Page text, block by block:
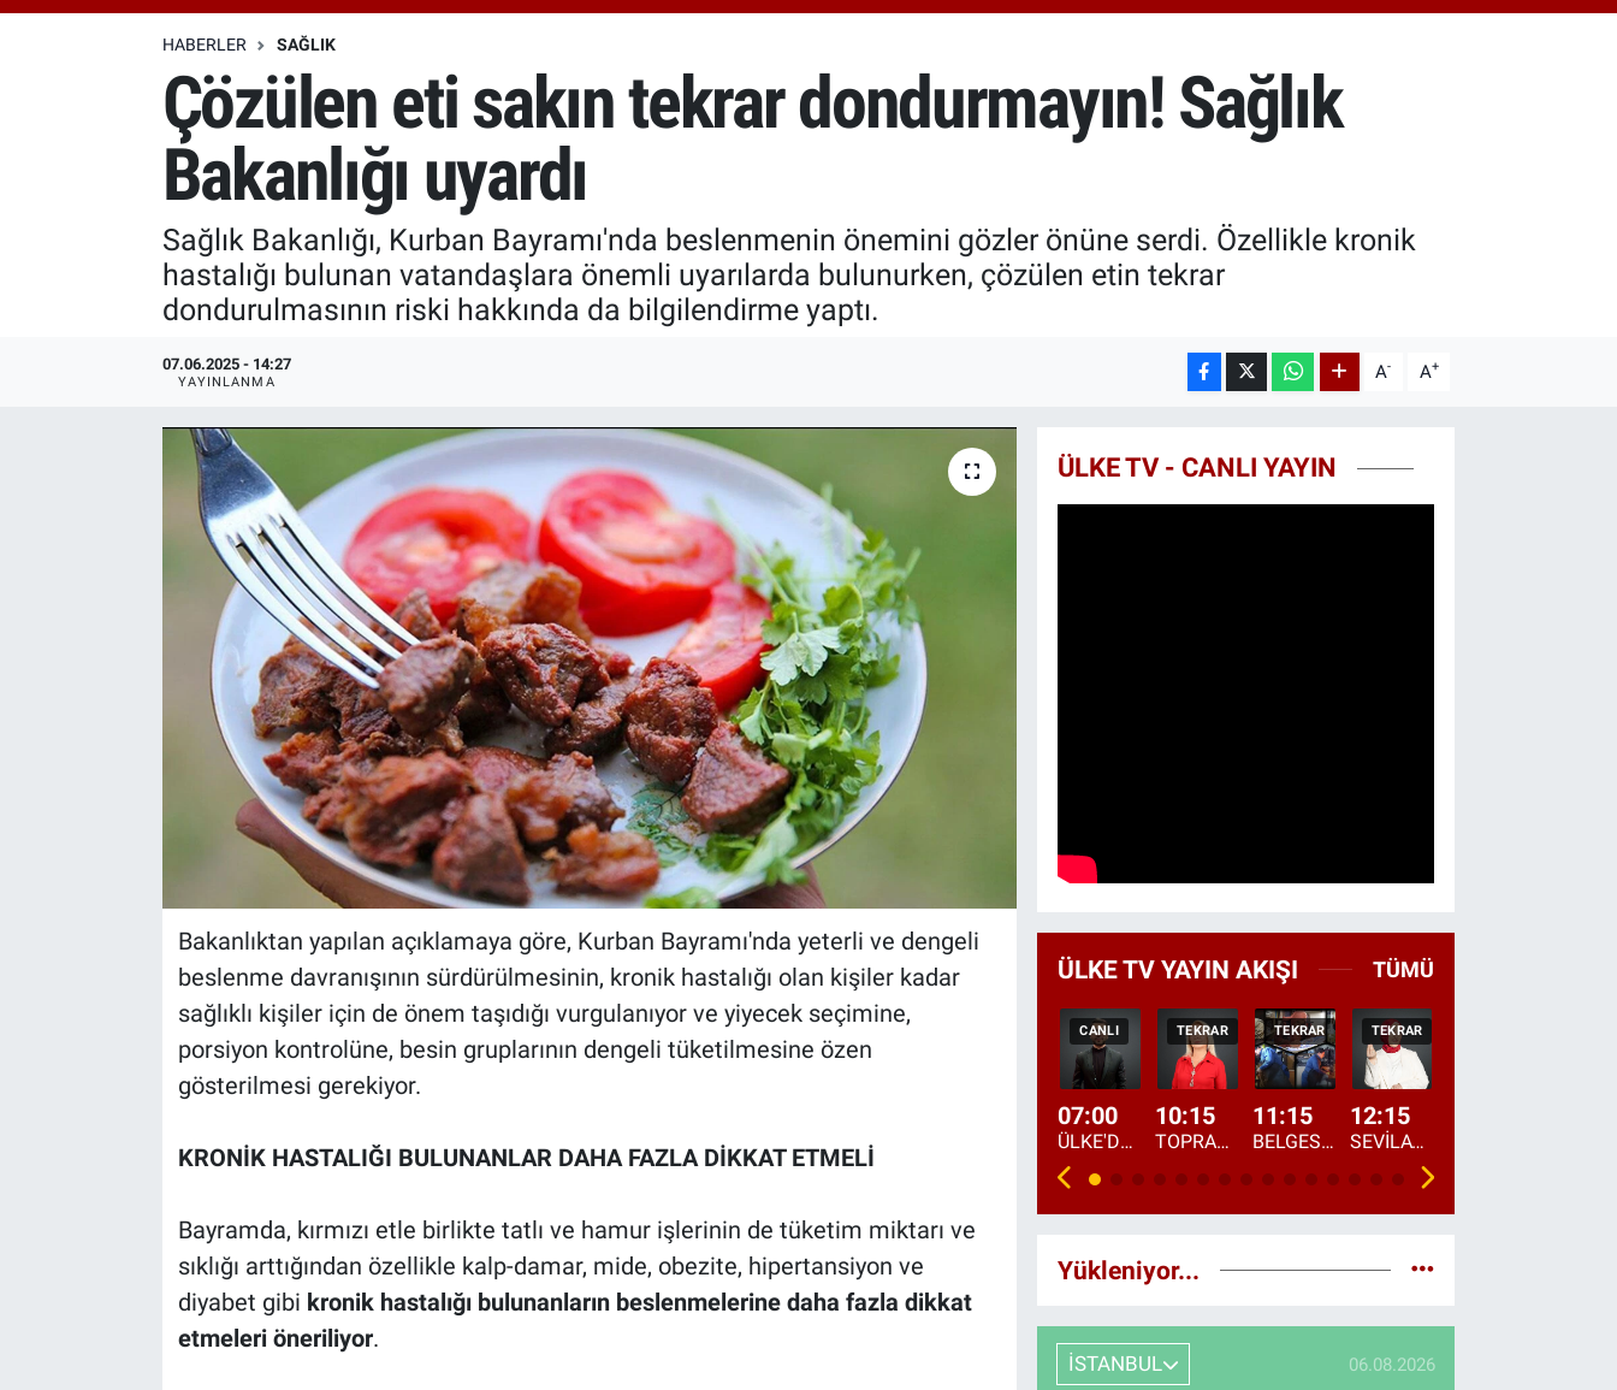
64.602,05
%0.69
HABERLER SAĞLIK
Çözülen eti sakın tekrar dondurmayın! Sağlık
Bakanlığı uyardı
Sağlık Bakanlığı, Kurban Bayramı'nda beslenmenin önemini gözler önüne serdi. Özellikle kronik
hastalığı bulunan vatandaşlara önemli uyarılarda bulunurken, çözülen etin tekrar
dondurulmasının riski hakkında da bilgilendirme yaptı.
07.06.2025 - 14:27
YAYINLANMA A- A+
Bakanlıktan yapılan açıklamaya göre, Kurban Bayramı'nda yeterli ve dengeli
beslenme davranışının sürdürülmesinin, kronik hastalığı olan kişiler kadar
sağlıklı kişiler için de önem taşıdığı vurgulanıyor ve yiyecek seçimine,
porsiyon kontrolüne, besin gruplarının dengeli tüketilmesine özen
gösterilmesi gerekiyor.
KRONİK HASTALIĞI BULUNANLAR DAHA FAZLA DİKKAT ETMELİ
Bayramda, kırmızı etle birlikte tatlı ve hamur işlerinin de tüketim miktarı ve
sıklığı arttığından özellikle kalp-damar, mide, obezite, hipertansiyon ve
diyabet gibi kronik hastalığı bulunanların beslenmelerine daha fazla dikkat
etmeleri öneriliyor.
ÜLKE TV - CANLI YAYIN
ÜLKE TV YAYIN AKIŞI TÜMÜ
CANLI
07:00
ÜLKE'DE BU SABAH
TEKRAR
10:15
TOPRAKTAN SOFRAYA
TEKRAR
11:15
BELGESEL: "ÜLKE'NİN ALIN TERİ"
TEKRAR
12:15
SEVİLAY SUNGUR İLE ELİMİN BEREKETİ
Yükleniyor...
İSTANBUL 06.08.2026
Özel Haberler
Özel Haberler
Erişim Bilgileri
Haber Arşivi